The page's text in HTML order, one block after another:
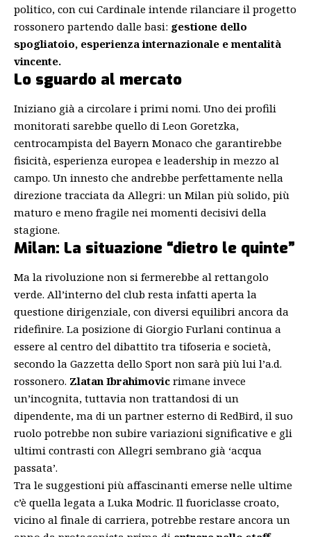
politico, con cui Cardinale intende rilanciare il progetto
rossonero partendo dalle basi: gestione dello
spogliatoio, esperienza internazionale e mentalità
vincente.
Lo sguardo al mercato
Iniziano già a circolare i primi nomi. Uno dei profili
monitorati sarebbe quello di Leon Goretzka,
centrocampista del Bayern Monaco che garantirebbe
fisicità, esperienza europea e leadership in mezzo al
campo. Un innesto che andrebbe perfettamente nella
direzione tracciata da Allegri: un Milan più solido, più
maturo e meno fragile nei momenti decisivi della
stagione.
Milan: La situazione “dietro le quinte”
Ma la rivoluzione non si fermerebbe al rettangolo
verde. All’interno del club resta infatti aperta la
questione dirigenziale, con diversi equilibri ancora da
ridefinire. La posizione di Giorgio Furlani continua a
essere al centro del dibattito tra tifoseria e società,
secondo la Gazzetta dello Sport non sarà più lui l’a.d.
rossonero. Zlatan Ibrahimovic rimane invece
un’incognita, tuttavia non trattandosi di un
dipendente, ma di un partner esterno di RedBird, il suo
ruolo potrebbe non subire variazioni significative e gli
ultimi contrasti con Allegri sembrano già ‘acqua
passata’.
Tra le suggestioni più affascinanti emerse nelle ultime
c’è quella legata a Luka Modric. Il fuoriclasse croato,
vicino al finale di carriera, potrebbe restare ancora un